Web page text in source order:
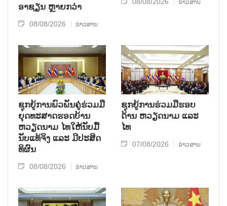
ອາຊຽນ ຫຼາຍກວ່າ
08/08/2026 ຂ່າວສານ
ຂ່າວສານ
ຊຸກ​ຍູ້​ການ​ພົວ​ພັນ​ຄູ່​ຮ່ວມ​ມື​
ຍຸດ​ທະ​ສາດ​ຮອດ​ບ້ານ
ຫວຽດ​ນາມ ໄທ​ໃຫ້​ນັບ​ມື້​
ນັບ​ແທ້​ຈິງ ແລະ ມີ​ປະ​ສິດ​
ທິ​ຜົນ
08/08/2026 ຂ່າວສານ
ຊຸກຍູ້ການຮ່ວມມືຮອບ
ດ້ານ ຫວຽດນາມ ແລະ
ໄທ
07/08/2026 ຂ່າວສານ